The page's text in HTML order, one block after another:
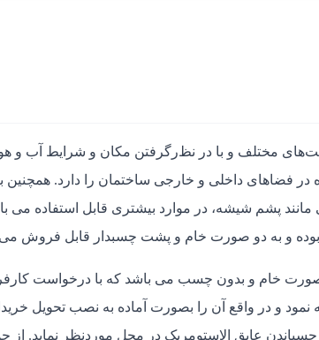
مختلف و با در نظ‌ر‌گرفتن مکان و شرایط آب و
در فضاهای داخلی و خارجی ساختمان را دارد.
پشم شیشه، در موارد بیشتری قابل استفاده می
خام و بدون چسب می باشد که با درخواست
و در واقع آن را بصورت آماده به نصب تحویل
عایق الاستومریک در محل موردنظر نماید. از